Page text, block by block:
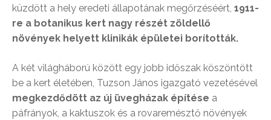
küzdött a hely eredeti állapotának megőrzéséért, 1911-
re a botanikus kert nagy részét zöldellő
növények helyett klinikák épületei borították.
A két világháború között egy jobb időszak köszöntött
be a kert életében, Tuzson János igazgató vezetésével
megkezdődött az új üvegházak építése a
páfrányok, a kaktuszok és a rovaremésztő növények